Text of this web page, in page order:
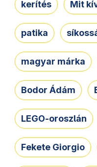
kerítés Mit
patika
magyar márka
Bodor Ádám
LEGO-oroszlán
Fekete Giorgio